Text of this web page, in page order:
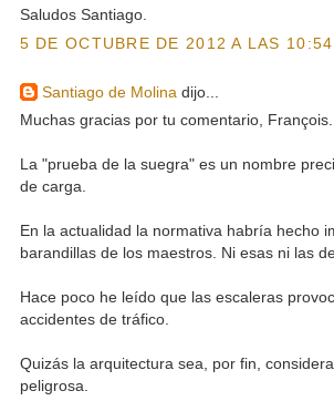
Saludos Santiago.
5 DE OCTUBRE DE 2012 A LAS 10:54
Santiago de Molina dijo...
Muchas gracias por tu comentario, François.
La "prueba de la suegra" es un nombre
de carga.
En la actualidad la normativa habría hecho
barandillas de los maestros. Ni esas ni las
Hace poco he leído que las escaleras
accidentes de tráfico.
Quizás la arquitectura sea, por fin,
peligrosa.